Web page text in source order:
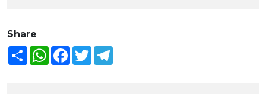
Share
Share WhatsAppFacebook
Twitter